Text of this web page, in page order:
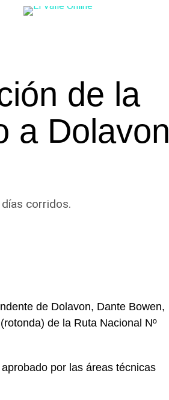
de la
a Dolavon
corridos.
de Dolavon, Dante Bowen,
de la Ruta Nacional Nº
por las áreas técnicas